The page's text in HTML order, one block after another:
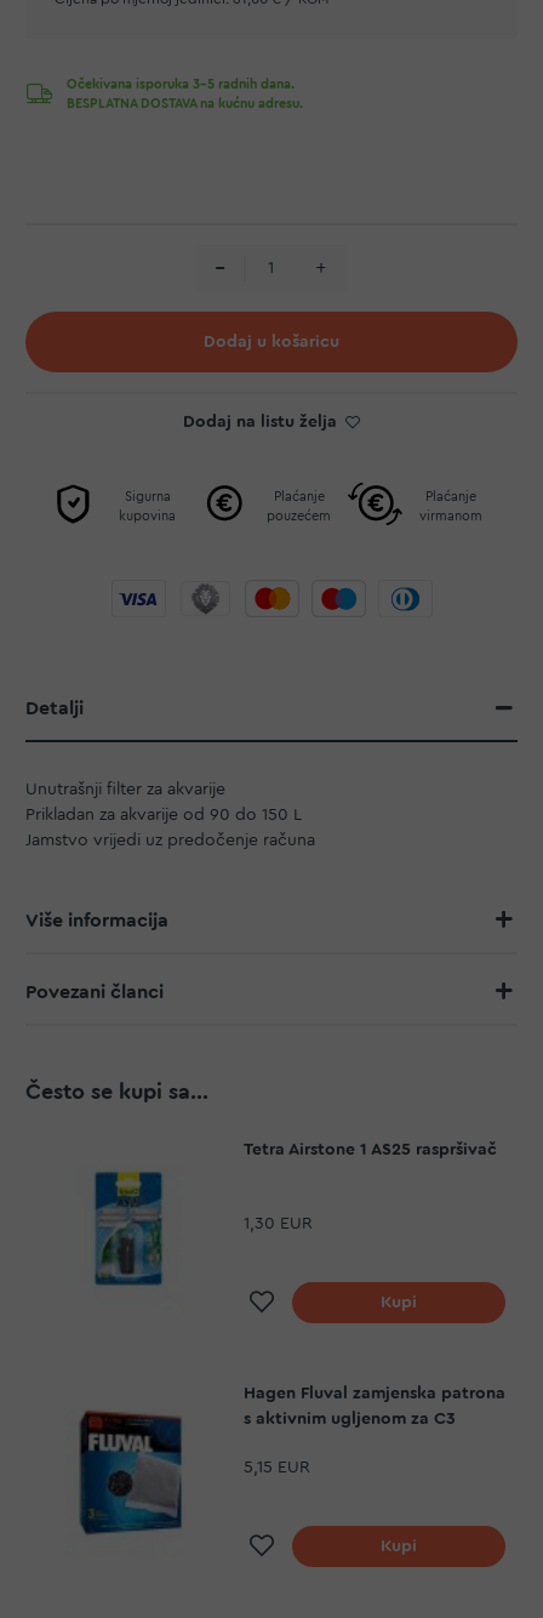
Očekivana isporuka 3-5 radnih dana.
BESPLATNA DOSTAVA na kućnu adresu.
Dodaj u košaricu
Dodaj na listu želja
Sigurna
kupovina
Plaćanje
pouzećem
Plaćanje
virmanom
Detalji
Unutrašnji filter za akvarije
Prikladan za akvarije od 90 do 150 L
Jamstvo vrijedi uz predočenje računa
Više informacija
Povezani članci
Često se kupi sa...
Tetra Airstone 1 AS25 raspršivač
1,30 EUR
Dodaj na listu želja
Kupi
Hagen Fluval zamjenska patrona
s aktivnim ugljenom za C3
5,15 EUR
Dodaj na listu želja
Kupi